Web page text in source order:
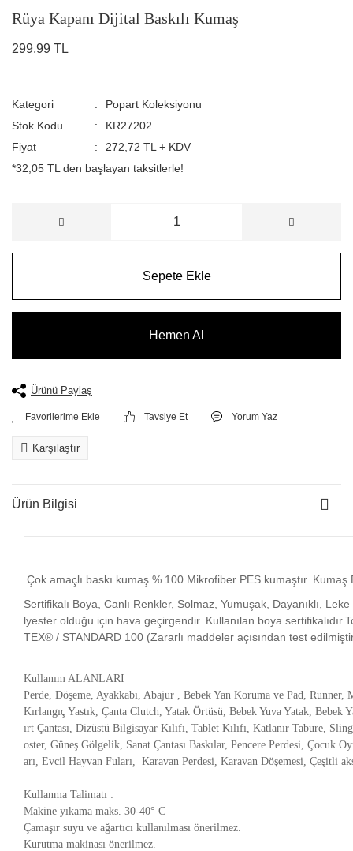
Rüya Kapanı Dijital Baskılı Kumaş
299,99 TL
Kategori
Popart Koleksiyonu
Stok Kodu
KR27202
Fiyat
272,72 TL + KDV
*32,05 TL den başlayan taksitlerle!
Sepete Ekle
Hemen Al
Ürünü Paylaş
Tavsiye Et Yorum Yaz
Karşılaştır
Ürün Bilgisi
Çok amaçlı baskı kumaş % 100 Mikrofiber PES kumaştır. Kumaş
Sertifikalı Boya, Canlı Renkler, Solmaz, Yumuşak, Dayanıklı,
lyester olduğu için hava geçirgendir. Kullanılan boya
TEX® / STANDARD 100 (Zararlı maddeler açısından test
Kullanım ALANLARI
Perde, Döşeme, Ayakkabı, Abajur , Bebek Yan Koruma ve Pad,
Kırlangıç Yastık, Çanta Clutch, Yatak Örtüsü, Bebek Yuva Yatak,
ırt Çantası, Dizüstü Bilgisayar Kılıfı, Tablet Kılıfı, Katlanır Tabure,
oster, Güneş Gölgelik, Sanat Çantası Baskılar, Pencere Perdesi, Çocuk
arı, Evcil Hayvan Fuları, Karavan Perdesi, Karavan Döşemesi, Çeşitli
Kullanma Talimatı :
Makine yıkama maks. 30-40° C
Çamaşır suyu ve ağartıcı kullanılması önerilmez.
Kurutma makinası önerilmez.